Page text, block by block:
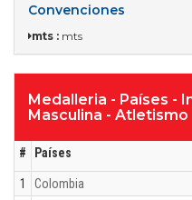
Convenciones
mts : mts
Medalleria - Países -
Masculina - Atletismo
# Países
1
Colombia